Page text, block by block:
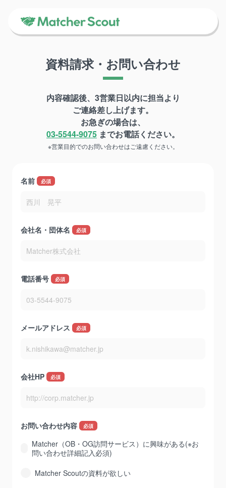
資料請求・お問い合わせ
内容確認後、3営業日以内に担当より
ご連絡差し上げます。
お急ぎの場合は、
03-5544-9075 までお電話ください。
※営業目的でのお問い合わせはご遠慮ください。
名前
会社名・団体名
電話番号
メールアドレス
会社HP
お問い合わせ内容
Matcher（OB・OG訪問サービス）に興味がある(※お
問い合わせ詳細記入必須)
Matcher Scoutの資料が欲しい